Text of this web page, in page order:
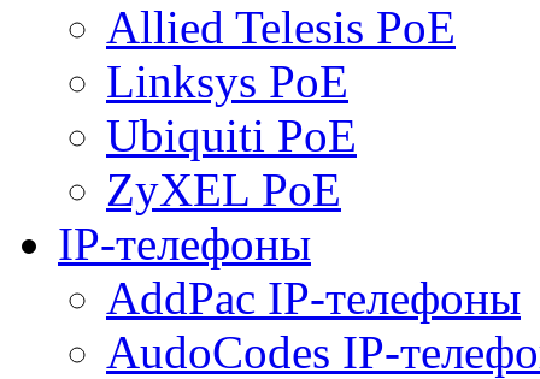
Allied Telesis PoE
Linksys PoE
Ubiquiti PoE
ZyXEL PoE
IP-телефоны
AddPac IP-телефоны
AudoCodes IP-